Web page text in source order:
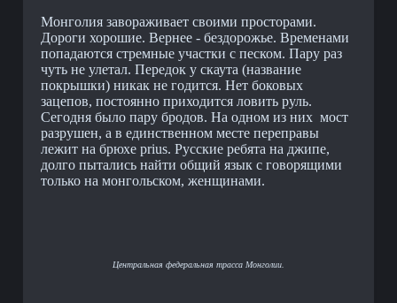
Монголия завораживает своими просторами.
Дороги хорошие. Вернее - бездорожье. Временами
попадаются стремные участки с песком. Пару раз
чуть не улетал. Передок у скаута (название
покрышки) никак не годится. Нет боковых
зацепов, постоянно приходится ловить руль.
Сегодня было пару бродов. На одном из них мост
разрушен, а в единственном месте переправы
лежит на брюхе prius. Русские ребята на джипе,
долго пытались найти общий язык с говорящими
только на монгольском, женщинами.
Центральная федеральная трасса Монголии.